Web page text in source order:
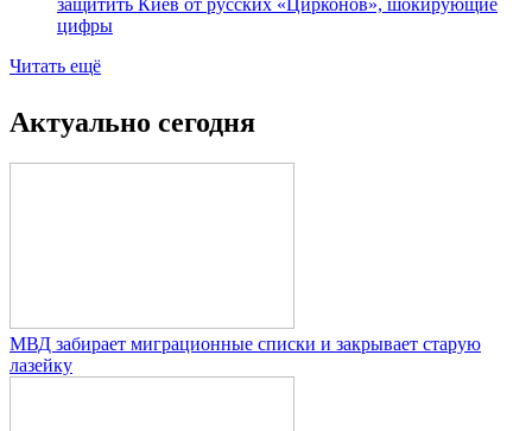
цифры
Читать ещё
Актуально сегодня
МВД забирает миграционные списки и закрывает старую
лазейку